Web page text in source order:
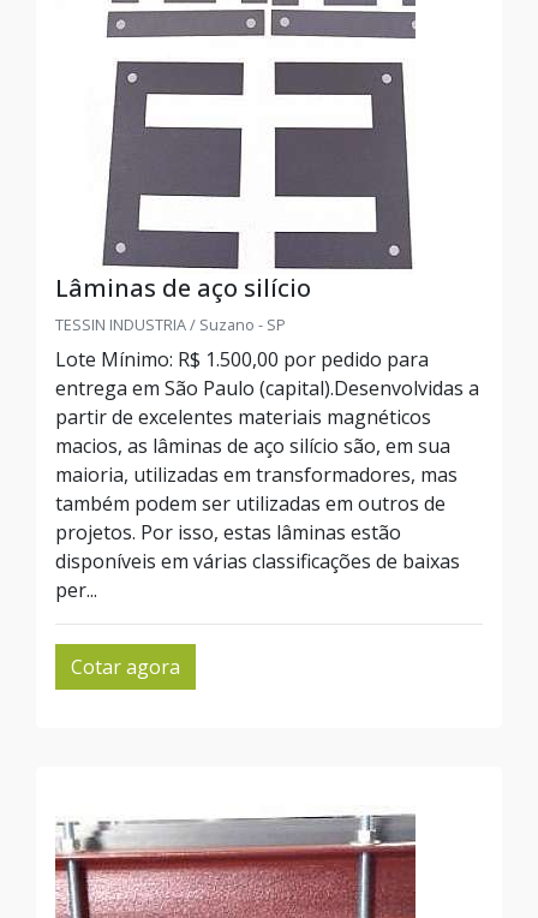
Lâminas de aço silício
TESSIN INDUSTRIA / Suzano - SP
Lote Mínimo: R$ 1.500,00 por pedido para
entrega em São Paulo (capital).Desenvolvidas a
partir de excelentes materiais magnéticos
macios, as lâminas de aço silício são, em sua
maioria, utilizadas em transformadores, mas
também podem ser utilizadas em outros de
projetos. Por isso, estas lâminas estão
disponíveis em várias classificações de baixas
per...
Cotar agora